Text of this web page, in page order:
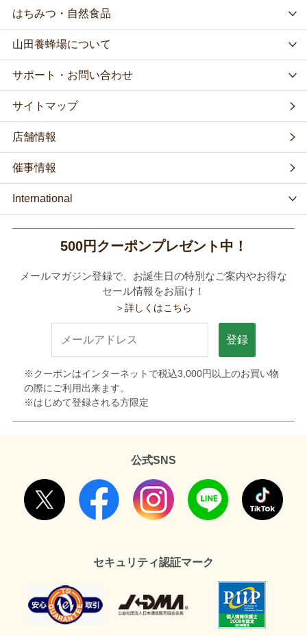
はちみつ・自然食品
山田養蜂場について
サポート・お問い合わせ
サイトマップ
店舗情報
催事情報
International
500円クーポンプレゼント中！
メールマガジン登録で、お誕生日の特別なご案内やお得な
セール情報をお届け！
＞詳しくはこちら
登録
※クーポンはインターネットで税込3,000円以上のお買い物
の際にご利用出来ます。
※はじめて登録される方限定
公式SNS
セキュリティ認証マーク